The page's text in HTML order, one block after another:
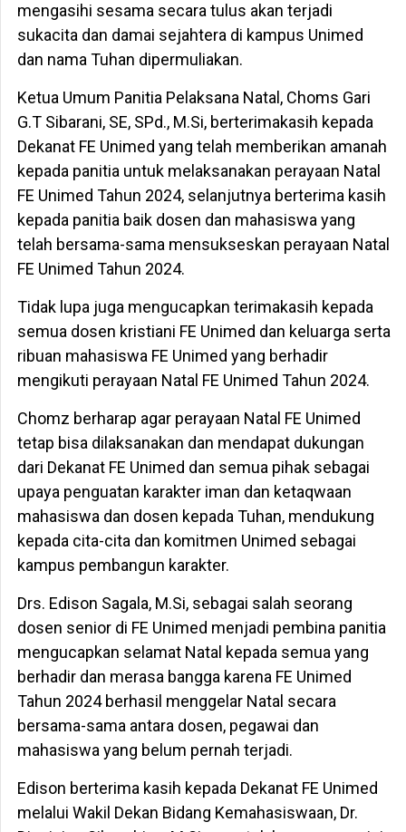
mengasihi sesama secara tulus akan terjadi
sukacita dan damai sejahtera di kampus Unimed
dan nama Tuhan dipermuliakan.
Ketua Umum Panitia Pelaksana Natal, Choms Gari
G.T Sibarani, SE, SPd., M.Si, berterimakasih kepada
Dekanat FE Unimed yang telah memberikan amanah
kepada panitia untuk melaksanakan perayaan Natal
FE Unimed Tahun 2024, selanjutnya berterima kasih
kepada panitia baik dosen dan mahasiswa yang
telah bersama-sama mensukseskan perayaan Natal
FE Unimed Tahun 2024.
Tidak lupa juga mengucapkan terimakasih kepada
semua dosen kristiani FE Unimed dan keluarga serta
ribuan mahasiswa FE Unimed yang berhadir
mengikuti perayaan Natal FE Unimed Tahun 2024.
Chomz berharap agar perayaan Natal FE Unimed
tetap bisa dilaksanakan dan mendapat dukungan
dari Dekanat FE Unimed dan semua pihak sebagai
upaya penguatan karakter iman dan ketaqwaan
mahasiswa dan dosen kepada Tuhan, mendukung
kepada cita-cita dan komitmen Unimed sebagai
kampus pembangun karakter.
Drs. Edison Sagala, M.Si, sebagai salah seorang
dosen senior di FE Unimed menjadi pembina panitia
mengucapkan selamat Natal kepada semua yang
berhadir dan merasa bangga karena FE Unimed
Tahun 2024 berhasil menggelar Natal secara
bersama-sama antara dosen, pegawai dan
mahasiswa yang belum pernah terjadi.
Edison berterima kasih kepada Dekanat FE Unimed
melalui Wakil Dekan Bidang Kemahasiswaan, Dr.